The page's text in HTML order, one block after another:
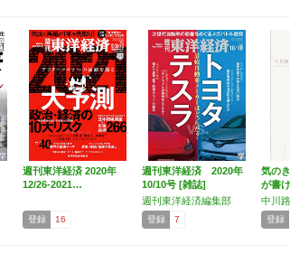
週刊東洋経済 2020年
12/26-2021…
登録 16
週刊東洋経済 2020年
10/10号 [雑誌]
週刊東洋経済編集部
登録 7
気の
が書
ま使…
中川
登録